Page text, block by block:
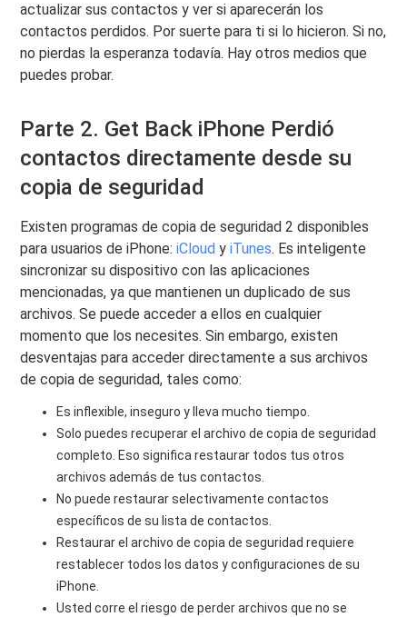
actualizar sus contactos y ver si aparecerán los
contactos perdidos. Por suerte para ti si lo hicieron. Si no,
no pierdas la esperanza todavía. Hay otros medios que
puedes probar.
Parte 2. Get Back iPhone Perdió
contactos directamente desde su
copia de seguridad
Existen programas de copia de seguridad 2 disponibles
para usuarios de iPhone:iCloud yiTunes. Es inteligente
sincronizar su dispositivo con las aplicaciones
mencionadas, ya que mantienen un duplicado de sus
archivos. Se puede acceder a ellos en cualquier
momento que los necesites. Sin embargo, existen
desventajas para acceder directamente a sus archivos
de copia de seguridad, tales como:
Es inflexible, inseguro y lleva mucho tiempo.
Solo puedes recuperar el archivo de copia de seguridad
completo. Eso significa restaurar todos tus otros
archivos además de tus contactos.
No puede restaurar selectivamente contactos
específicos de su lista de contactos.
Restaurar el archivo de copia de seguridad requiere
restablecer todos los datos y configuraciones de su
iPhone.
Usted corre el riesgo de perder archivos que no se